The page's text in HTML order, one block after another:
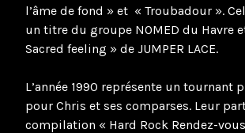
l’âme de fond » et « Troubadour ».
un titre du groupe NOMED du Havre
Sacred feeling » de JUMPER LACE.
L’année 1990 représente un tournant
pour Chris et ses comparses. Leur
compilation « Hard Rock Rendez-